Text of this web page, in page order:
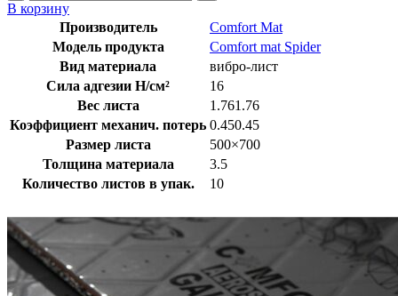
В корзину
Производитель
Comfort Mat
Модель продукта
Comfort mat Spider
Вид материала
вибро-лист
Сила адгезии Н/см²
16
Вес листа
1.761.76
Коэффициент механич. потерь 0.450.45
Размер листа
500×700
Толщина материала
3.5
Количество листов в упак.
10